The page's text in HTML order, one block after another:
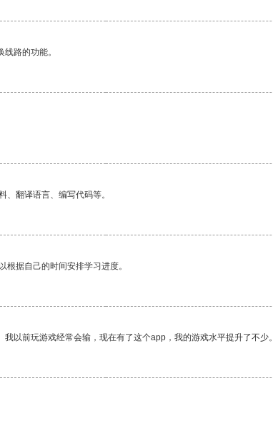
路的功能。
翻译语言、编写代码等。
据自己的时间安排学习进度。
以前玩游戏经常会输，现在有了这个app，我的游戏水平提升了不少。